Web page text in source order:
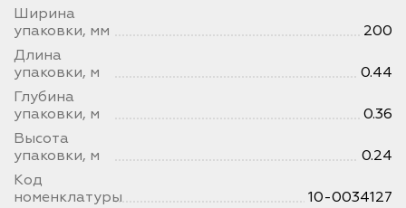
Ширина
упаковки, мм
200
Длина
упаковки, м
0.44
Глубина
упаковки, м
0.36
Высота
упаковки, м
0.24
Код
номенклатуры
10-0034127